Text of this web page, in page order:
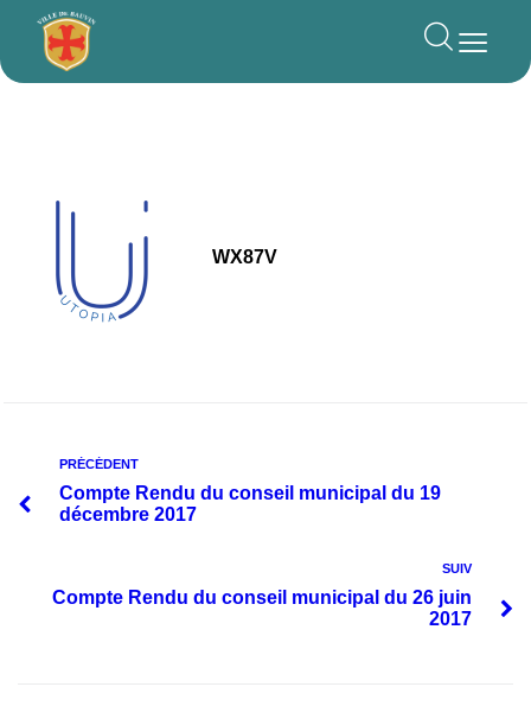
principal
WX87V
PRÉCÉDENT
Compte Rendu du conseil municipal du 19
décembre 2017
SUIV
Compte Rendu du conseil municipal du 26 juin
2017